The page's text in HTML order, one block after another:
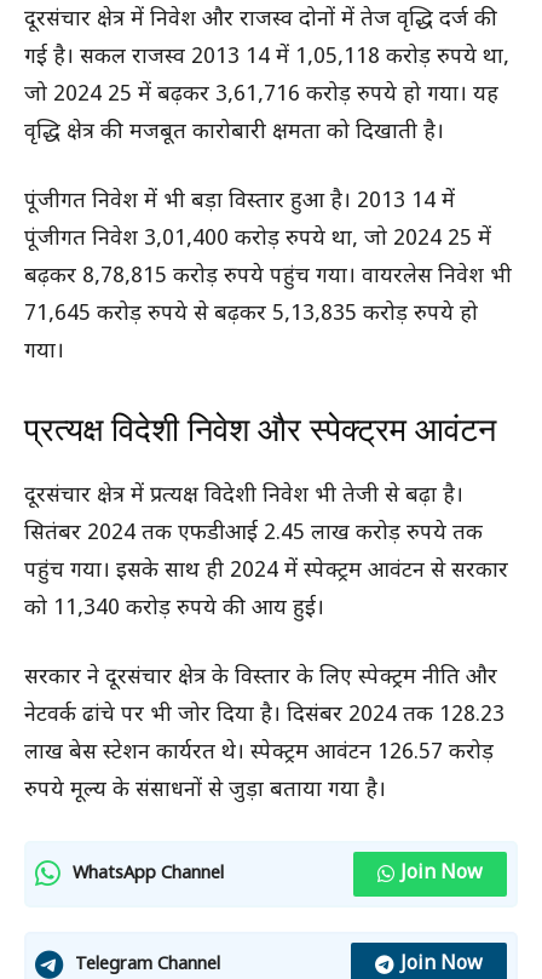
दूरसंचार क्षेत्र में निवेश और राजस्व दोनों में तेज वृद्धि दर्ज की
गई है। सकल राजस्व 2013 14 में 1,05,118 करोड़ रुपये था,
जो 2024 25 में बढ़कर 3,61,716 करोड़ रुपये हो गया। यह
वृद्धि क्षेत्र की मजबूत कारोबारी क्षमता को दिखाती है।
पूंजीगत निवेश में भी बड़ा विस्तार हुआ है। 2013 14 में
पूंजीगत निवेश 3,01,400 करोड़ रुपये था, जो 2024 25 में
बढ़कर 8,78,815 करोड़ रुपये पहुंच गया। वायरलेस निवेश भी
71,645 करोड़ रुपये से बढ़कर 5,13,835 करोड़ रुपये हो
गया।
प्रत्यक्ष विदेशी निवेश और स्पेक्ट्रम आवंटन
दूरसंचार क्षेत्र में प्रत्यक्ष विदेशी निवेश भी तेजी से बढ़ा है।
सितंबर 2024 तक एफडीआई 2.45 लाख करोड़ रुपये तक
पहुंच गया। इसके साथ ही 2024 में स्पेक्ट्रम आवंटन से सरकार
को 11,340 करोड़ रुपये की आय हुई।
सरकार ने दूरसंचार क्षेत्र के विस्तार के लिए स्पेक्ट्रम नीति और
नेटवर्क ढांचे पर भी जोर दिया है। दिसंबर 2024 तक 128.23
लाख बेस स्टेशन कार्यरत थे। स्पेक्ट्रम आवंटन 126.57 करोड़
रुपये मूल्य के संसाधनों से जुड़ा बताया गया है।
WhatsApp Channel Join Now
Telegram Channel Join Now